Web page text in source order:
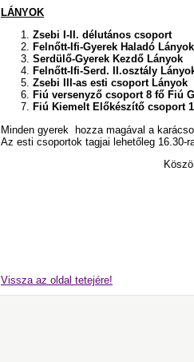
LÁNYOK
Zsebi I-II. délutános csoport
Felnőtt-Ifi-Gyerek Haladó Lányok
Serdülő-Gyerek Kezdő Lányok
Felnőtt-Ifi-Serd. II.osztály
Zsebi III-as esti csoport Lányok
Fiú versenyző csoport 8 fő Fiú
Fiú Kiemelt Előkészítő csoport
Minden gyerek hozza magával a
Az esti csoportok tagjai lehetőleg 16.30-
Vissza az oldal tetejére!